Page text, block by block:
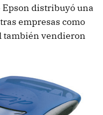
distribuyó una
empresas como
también vendieron